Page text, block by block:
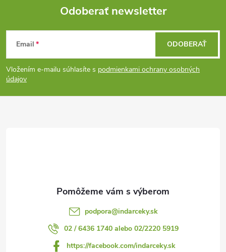
Z
á
p
Odoberať newsletter
Email
Vložením e-mailu súhlasíte s podmienkami ochrany osobných
údajov
ODOBERAŤ
podpora@indarceky.sk
02 / 6436 1740 alebo 02/2220 5919
https://facebook.com/indarceky.sk